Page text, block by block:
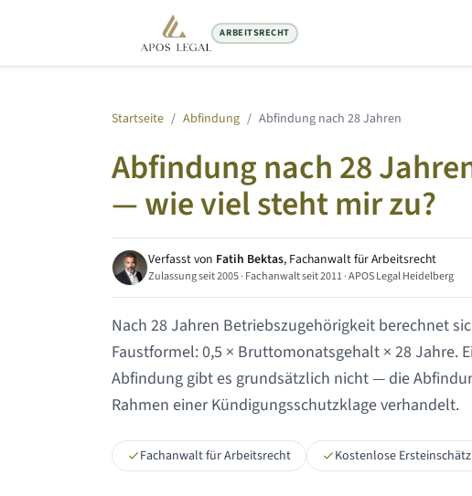
ARBEITSRECHT
Startseite / Abfindung / Abfindung nach 28 Jahren
Abfindung nach28
— wie viel steht mir zu?
Verfasst von Fatih Bektas, Fachanwalt für Arbeitsrecht
Zulassung seit 2005 · Fachanwalt seit 2011 · APOS Legal Heidelberg
Nach 28 Jahren Betriebszugehörigkeit berechnet
Faustformel: 0,5 × Bruttomonatsgehalt × 28 Jahre.
Abfindung gibt es grundsätzlich nicht — die
Rahmen einer Kündigungsschutzklage verhandelt.
Fachanwalt für Arbeitsrecht Kostenlose